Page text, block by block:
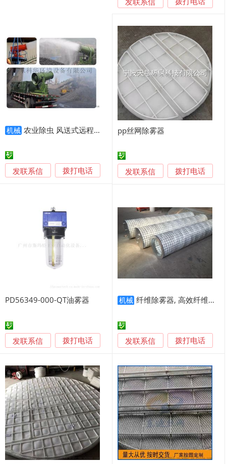
机械 农业除虫 风送式远程射雾器
发联系信 拨打电话
pp丝网除雾器
发联系信 拨打电话
PD56349-000-QT油雾器
发联系信 拨打电话
机械 纤维除雾器, 高效纤维除雾器
发联系信 拨打电话